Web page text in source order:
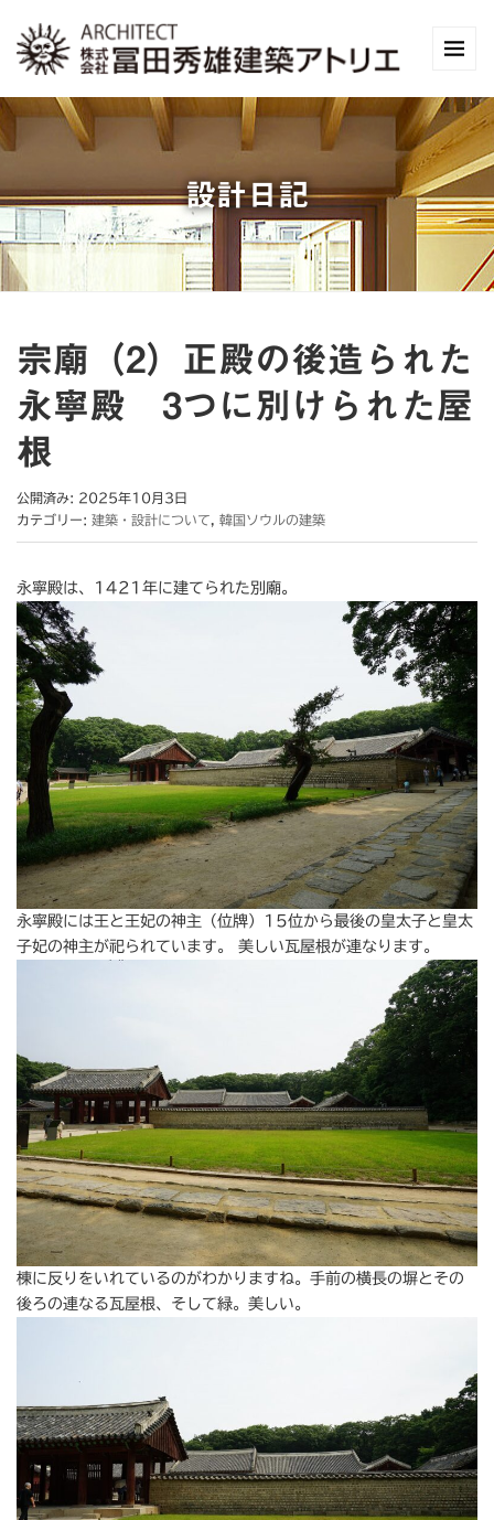
設計日記
宗廟（2）正殿の後造られた
永寧殿 3つに別けられた屋
根
公開済み: 2025年10月3日
カテゴリー: 建築・設計について 韓国ソウルの建築
永寧殿は、1421年に建てられた別廟。
永寧殿には王と王妃の神主（位牌）15位から最後の皇太子と皇太
子妃の神主が祀られています。 美しい瓦屋根が連なります。
棟に反りをいれているのがわかりますね。手前の横長の塀とその
後ろの連なる瓦屋根、そして緑。美しい。